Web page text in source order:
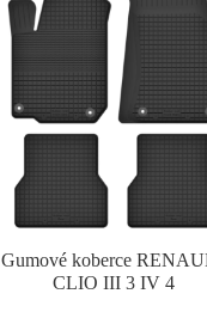
Gumové koberce
CLIO III 3 IV 4